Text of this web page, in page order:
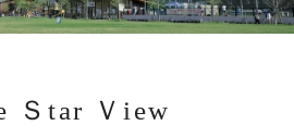
Ｓtar Ｖiew